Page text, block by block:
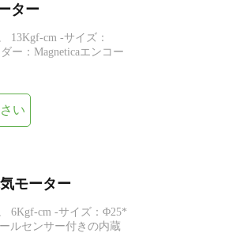
ター
13Kgf-cm -サイズ：
ー：Magneticaエンコー
い
モーター
6Kgf-cm -サイズ：Φ25*
ルセンサー付きの内蔵